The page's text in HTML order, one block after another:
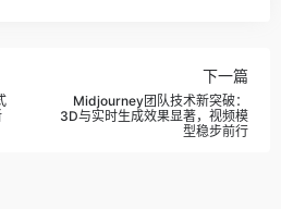
下一篇
Midjourney团队技术新突破：
3D与实时生成效果显著，视频模
型稳步前行